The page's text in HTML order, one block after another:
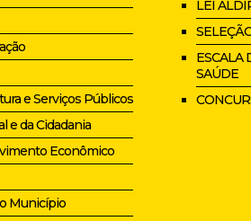
e Serviços Públicos
e da Cidadania
Econômico
Município
LEI
ESCALA
SAÚDE